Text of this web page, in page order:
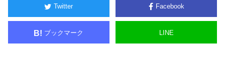
Twitter Facebook
B! ブックマーク LINE